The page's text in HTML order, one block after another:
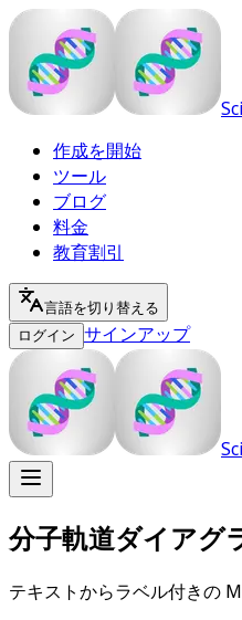
作成を開始
ツール
ブログ
料金
教育割引
言語を切り替える
ログイン サインアップ
分子軌道ダイアグ
テキストからラベル付きの